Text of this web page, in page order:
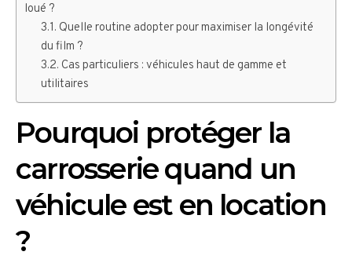
loué ?
Quelle routine adopter pour maximiser la longévité
du film ?
Cas particuliers : véhicules haut de gamme et
utilitaires
Pourquoi protéger la
carrosserie quand un
véhicule est en location
?